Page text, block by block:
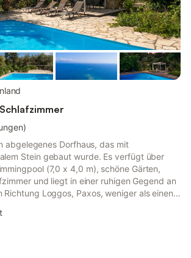
Schlafzimmer
)
abgelegenes Dorfhaus, das mit
Stein gebaut wurde. Es verfügt über
(7,0 x 4,0 m), schöne Gärten,
und liegt in einer ruhigen Gegend an
Loggos, Paxos, weniger als einen
von vier (4) Personen und einem (1)